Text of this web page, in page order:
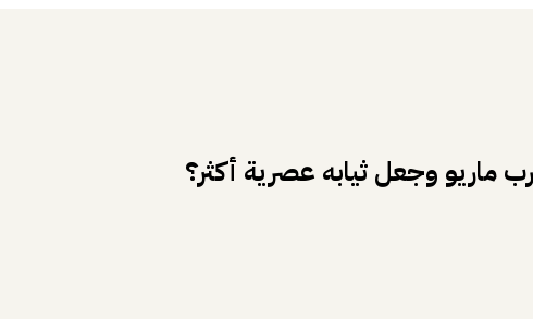
ماريو وجعل ثيابه عصرية أكثر؟